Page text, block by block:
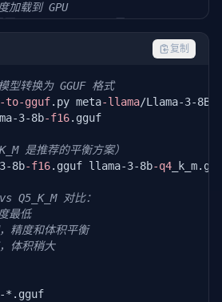
加载到 GPU
~140GB，INT4 只需 ~35GB
{model.get_memory_footprint() /
max_new_tokens=
复制
转换为 GGUF 格式
to-gguf.py meta-llama/Llama-3-8B \
3-8b-f16.gguf
是推荐的平衡方案）
8b-f16.gguf llama-3-8b-q4
Q5_K_M 对比：
最低
精度和体积平衡
体积稍大